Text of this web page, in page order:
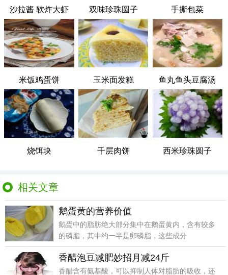
沙拉酱 软炸大虾 双味珍珠圆子 手撕包菜
米饭鸡蛋饼 玉米面发糕 鱼丸鱼头豆腐汤
烧饵块 千层肉饼 西米珍珠圆子
相关文章
鹅蛋黄的营养价值
鹅蛋中的脂肪绝大部分集中在鹅蛋黄内，含有较多
的磷脂，其中约一半是卵磷脂，这些成分
香醋泡豆减肥妙招月减24斤
香醋含有氨基酸，可以抑制人体对脂肪的吸收，还